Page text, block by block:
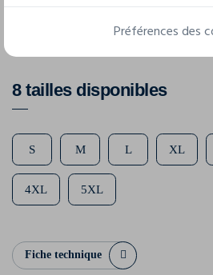
Composition
8 tailles disponibles
S M L XL
4XL 5XL
Fiche technique
Préférences des